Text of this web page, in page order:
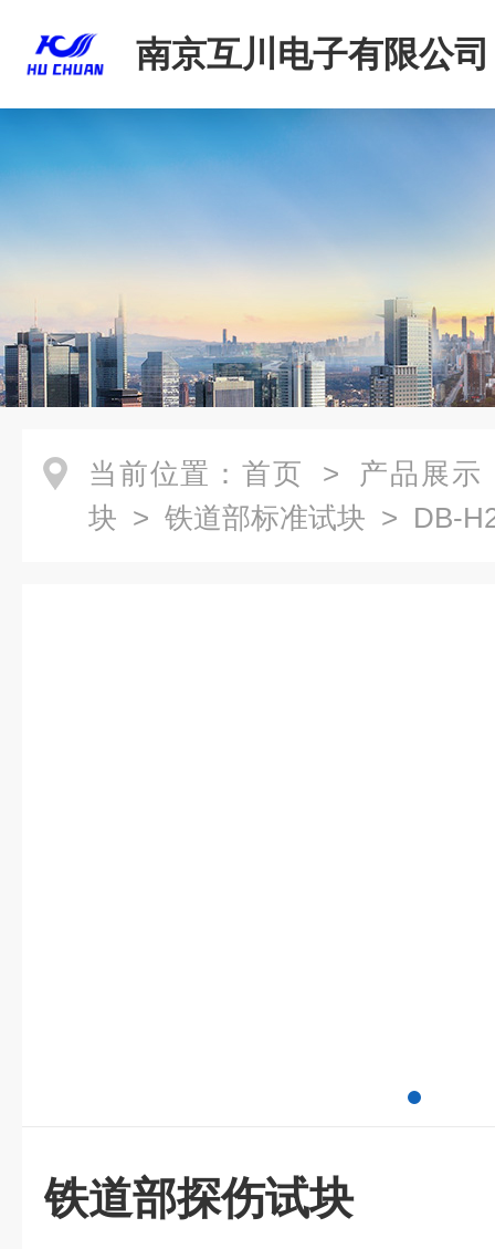
南京互川电子有限公司
当前位置： 首页 > 产品展示
块 > 铁道部标准试块 > DB-
铁道部探伤试块